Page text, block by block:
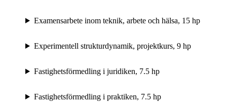
Examensarbete inom teknik, arbete och hälsa, 15 hp
Experimentell strukturdynamik, projektkurs, 9 hp
Fastighetsförmedling i juridiken, 7.5 hp
Fastighetsförmedling i praktiken, 7.5 hp